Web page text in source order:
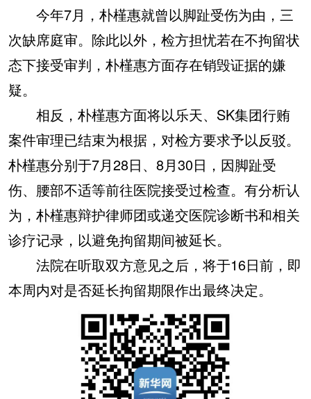
今年7月，朴槿惠就曾以脚趾受伤为由，三
次缺席庭审。除此以外，检方担忧若在不拘留状
态下接受审判，朴槿惠方面存在销毁证据的嫌
疑。
相反，朴槿惠方面将以乐天、SK集团行贿
案件审理已结束为根据，对检方要求予以反驳。
朴槿惠分别于7月28日、8月30日，因脚趾受
伤、腰部不适等前往医院接受过检查。有分析认
为，朴槿惠辩护律师团或递交医院诊断书和相关
诊疗记录，以避免拘留期间被延长。
法院在听取双方意见之后，将于16日前，即
本周内对是否延长拘留期限作出最终决定。